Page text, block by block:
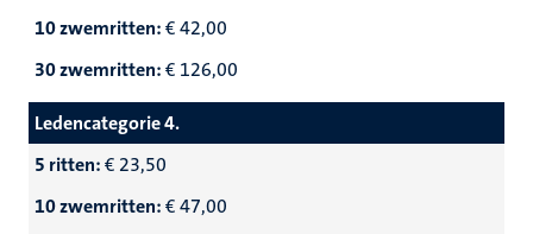
10 zwemritten:€ 42,00
30 zwemritten:€ 126,00
Ledencategorie 4.
5 ritten:€ 23,50
10 zwemritten:€ 47,00